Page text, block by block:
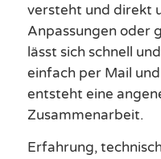
versteht und direkt
Anpassungen oder
lässt sich schnell
einfach per Mail
entsteht eine
Zusammenarbeit.
Erfahrung,